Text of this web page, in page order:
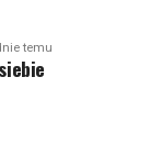
temu